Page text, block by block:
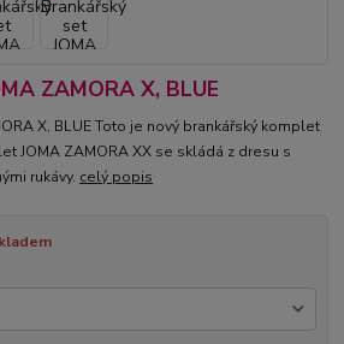
ZAMORA X, BLUE
X, BLUE Toto je nový brankářský komplet
JOMA ZAMORA XX se skládá z dresu s
rukávy. celý popis